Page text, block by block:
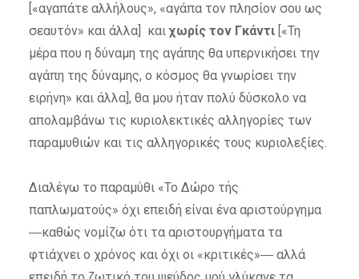
[«αγαπάτε αλλήλους», «αγάπα τον πλησίον σου ως
σεαυτόν» και άλλα] καιχωρίς τον Γκάντι[«Τη
μέρα που η δύναμη της αγάπης θα υπερνικήσει την
αγάπη της δύναμης, ο κόσμος θα γνωρίσει την
ειρήνη» και άλλα], θα μου ήταν πολύ δύσκολο να
απολαμβάνω τις κυριολεκτικές αλληγορίες των
παραμυθιών και τις αλληγορικές τους κυριολεξίες.
Διαλέγω το παραμύθι «Το Δώρο τής
παπλωματούς» όχι επειδή είναι ένα αριστούργημα
―καθώς νομίζω ότι τα αριστουργήματα τα
φτιάχνει ο χρόνος και όχι οι «κριτικές»― αλλά